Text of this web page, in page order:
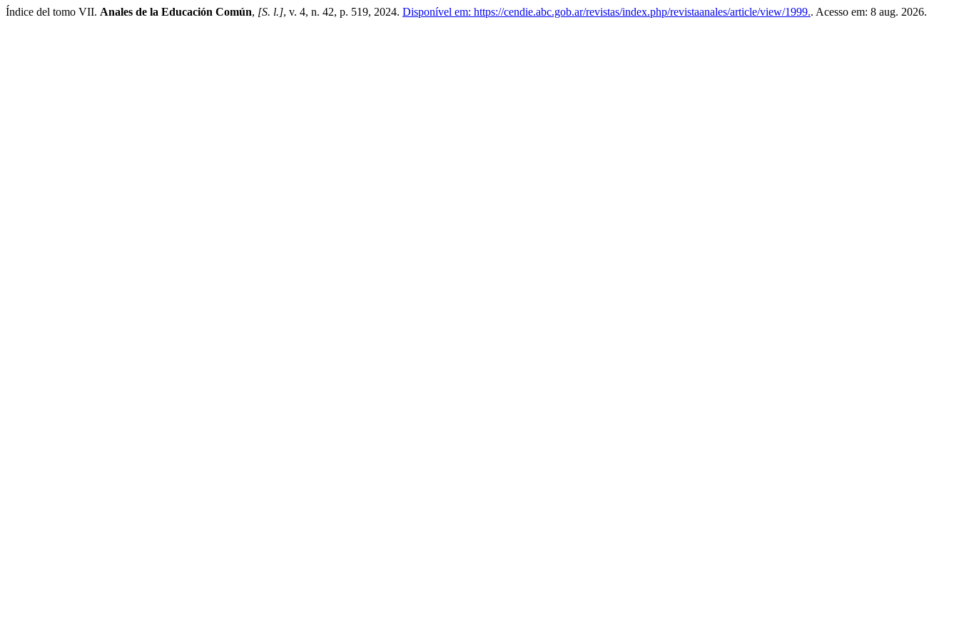
Índice del tomo VII. Anales de la Educación Común, [S. l.], v. 4, n. 42, p. 519, 2024. Disponível em: https://cendie.abc.gob.ar/revistas/index.php/revistaanales/article/view/1999.. Acesso em: 8 aug. 2026.